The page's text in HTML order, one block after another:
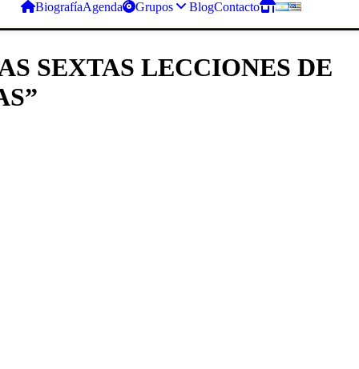
BiografíaAgenda Grupos BlogContacto
SEXTAS LECCIONES DE